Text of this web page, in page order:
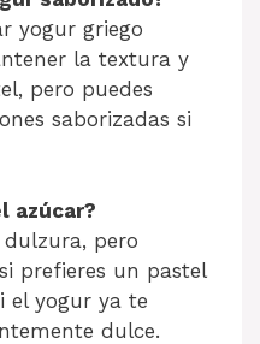
yogur griego
la textura y
pero puedes
saborizadas si
azúcar?
pero
prefieres un pastel
el yogur ya te
dulce.